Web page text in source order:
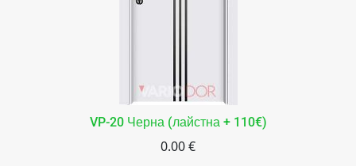
VP-20 Черна (лайстна + 110€)
0.00 €